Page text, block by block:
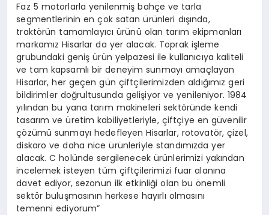
Faz 5 motorlarla yenilenmiş bahçe ve tarla
segmentlerinin en çok satan ürünleri dışında,
traktörün tamamlayıcı ürünü olan tarım ekipmanları
markamız Hisarlar da yer alacak. Toprak işleme
grubundaki geniş ürün yelpazesi ile kullanıcıya kaliteli
ve tam kapsamlı bir deneyim sunmayı amaçlayan
Hisarlar, her geçen gün çiftçilerimizden aldığımız geri
bildirimler doğrultusunda gelişiyor ve yenileniyor. 1984
yılından bu yana tarım makineleri sektöründe kendi
tasarım ve üretim kabiliyetleriyle, çiftçiye en güvenilir
çözümü sunmayı hedefleyen Hisarlar, rotovatör, çizel,
diskaro ve daha nice ürünleriyle standımızda yer
alacak. C holünde sergilenecek ürünlerimizi yakından
incelemek isteyen tüm çiftçilerimizi fuar alanına
davet ediyor, sezonun ilk etkinliği olan bu önemli
sektör buluşmasının herkese hayırlı olmasını
temenni ediyorum”